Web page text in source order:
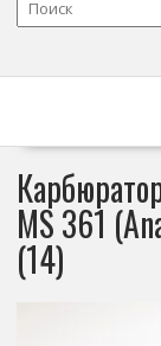
MS 361
(14)